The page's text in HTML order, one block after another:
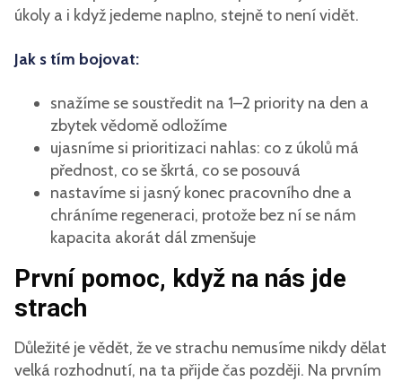
úkoly a i když jedeme naplno, stejně to není vidět.
Jak s tím bojovat:
snažíme se soustředit na 1–2 priority na den a
zbytek vědomě odložíme
ujasníme si prioritizaci nahlas: co z úkolů má
přednost, co se škrtá, co se posouvá
nastavíme si jasný konec pracovního dne a
chráníme regeneraci, protože bez ní se nám
kapacita akorát dál zmenšuje
První pomoc, když na nás jde
strach
Důležité je vědět, že ve strachu nemusíme nikdy dělat
velká rozhodnutí, na ta přijde čas později. Na prvním